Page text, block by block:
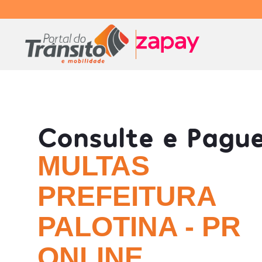
Consulte e
MULTAS
PREFEITURA
PALOTINA - PR